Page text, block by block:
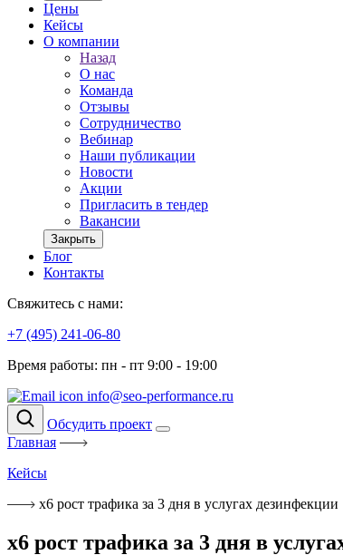
Цены
Кейсы
О компании
Назад
О нас
Команда
Отзывы
Сотрудничество
Вебинар
Наши публикации
Новости
Акции
Пригласить в тендер
Вакансии
Закрыть
Блог
Контакты
Свяжитесь с нами:
+7 (495) 241-06-80
Время работы: пн - пт 9:00 - 19:00
info@seo-performance.ru
Обсудить проект
Главная
Кейсы
x6 рост трафика за 3 дня в услугах дезинфекции
x6 рост трафика за 3 дня в